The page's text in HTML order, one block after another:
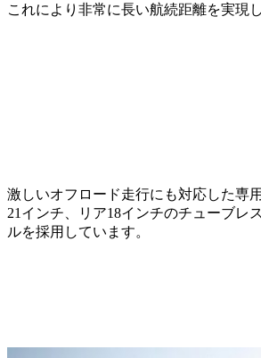
これにより非常に長い航続距離を実現し
激しいオフロード走行にも対応した専
21インチ、リア18インチのチューブレ
ルを採用しています。